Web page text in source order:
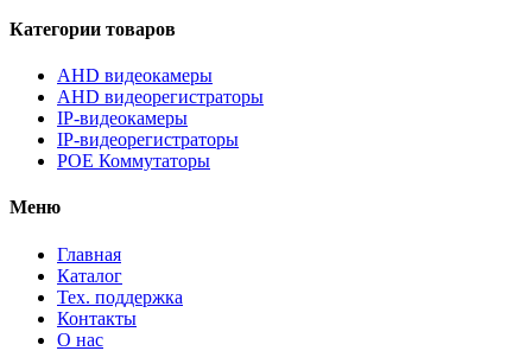
Категории товаров
AHD видеокамеры
AHD видеорегистраторы
IP-видеокамеры
IP-видеорегистраторы
POE Коммутаторы
Меню
Главная
Каталог
Тех. поддержка
Контакты
О нас